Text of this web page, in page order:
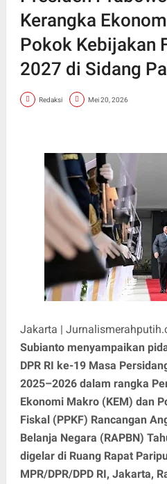
Kerangka
Pokok Kebijakan
2027 di Sidang
Redaksi Mei 20, 2026
Jakarta |
Subianto menyampaikan
DPR RI ke-19 Masa
2025–2026 dalam rangka
Ekonomi Makro (KEM) dan
Fiskal (PPKF) Rancangan
Belanja Negara (RAPBN)
digelar di Ruang Rapat
MPR/DPR/DPD RI, Jakarta,